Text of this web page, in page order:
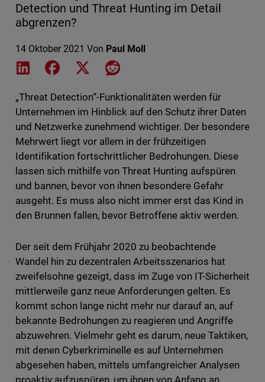
Detection und Threat Hunting im Detail
abgrenzen?
14 Oktober 2021 Von Paul Moll
Share on LinkedIn
Share on Facebook
Share on XShare on Reddit
„Threat Detection“-Funktionalitäten werden für
Unternehmen im Hinblick auf den Schutz ihrer Daten
und Netzwerke zunehmend wichtiger. Der besondere
Mehrwert liegt vor allem in der frühzeitigen
Identifikation fortschrittlicher Bedrohungen. Diese
lassen sich mithilfe von Threat Hunting aufspüren
und bannen, bevor von ihnen besondere Gefahr
ausgeht. Es muss also nicht immer erst das Kind in
den Brunnen fallen, bevor Betroffene aktiv werden.
Der seit dem Frühjahr 2020 zu beobachtende
Wandel hin zu dezentralen Arbeitsszenarios hat
zweifelsohne gezeigt, dass im Zuge von IT-Sicherheit
mittlerweile ganz neue Anforderungen gelten. Es
kommt schon lange nicht mehr nur darauf an, auf
bekannte Bedrohungen zu reagieren und Angriffe
abzuwehren. Vielmehr geht es darum, neue Taktiken,
mit denen Cyberkriminelle es auf Unternehmen
abgesehen haben, mittels umfangreicher Analysen